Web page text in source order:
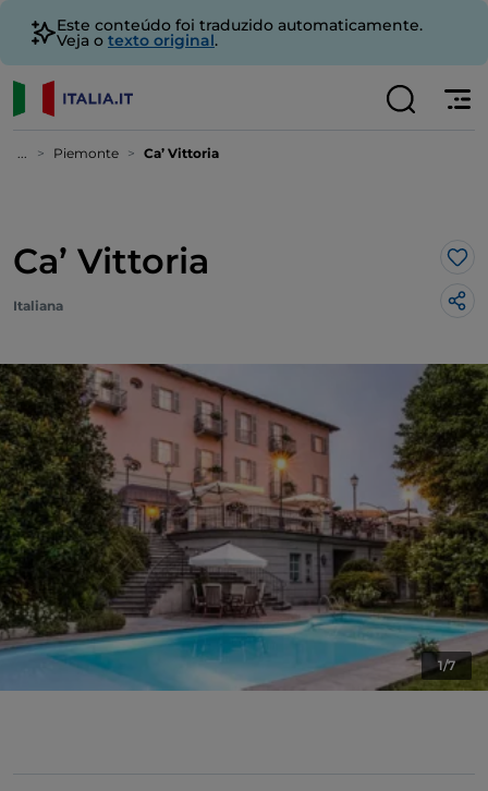
Este conteúdo foi traduzido automaticamente.
Veja o texto original.
... Piemonte Ca’ Vittoria
Ca’ Vittoria
Italiana
1/7